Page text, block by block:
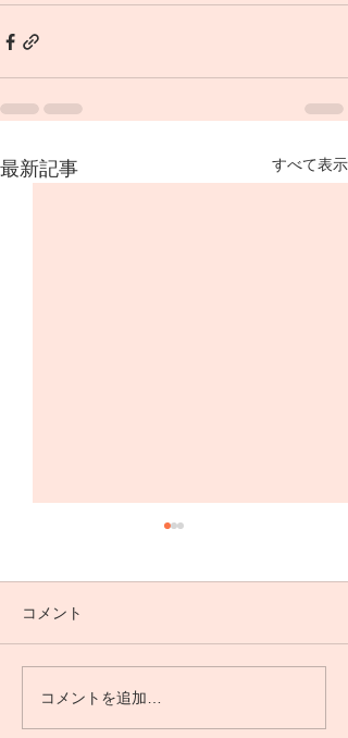
最新記事 すべて表示
横浜高島屋GWハワイアン
イベント🌺
コメント
コメントを追加…